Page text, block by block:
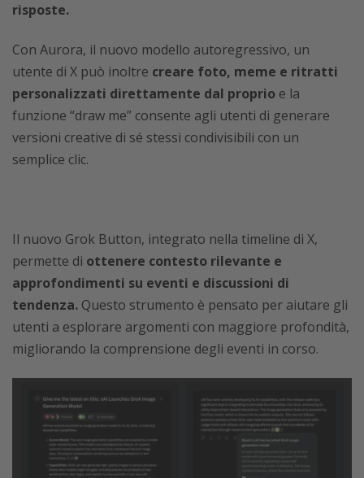
risposte.
Con Aurora, il nuovo modello autoregressivo, un
utente di X può inoltre creare foto, meme e ritratti
personalizzati direttamente dal proprio e la
funzione “draw me” consente agli utenti di generare
versioni creative di sé stessi condivisibili con un
semplice clic.
Il nuovo Grok Button, integrato nella timeline di X,
permette di ottenere contesto rilevante e
approfondimenti su eventi e discussioni di
tendenza. Questo strumento è pensato per aiutare gli
utenti a esplorare argomenti con maggiore profondità,
migliorando la comprensione degli eventi in corso.